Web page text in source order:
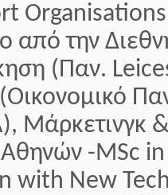
από την
(Παν.
Μάρκετινγκ
Αθηνών -MSc
with New